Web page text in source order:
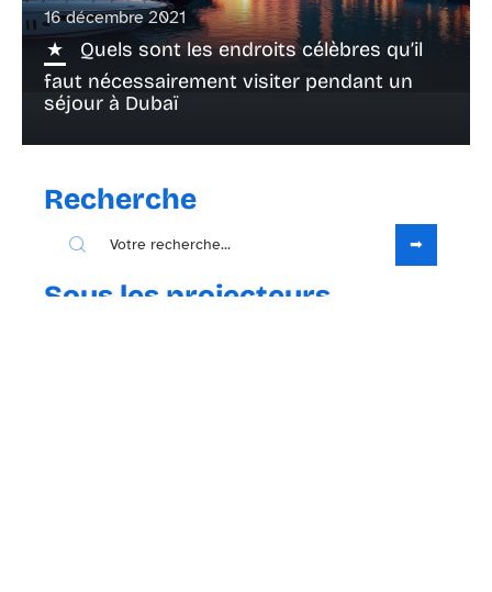
16 décembre 2021
Quels sont les endroits célèbres qu’il
faut nécessairement visiter pendant un
séjour à Dubaï
Recherche
Sous les projecteurs